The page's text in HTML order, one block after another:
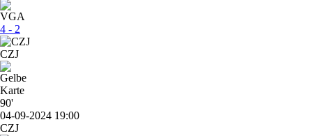
4 - 2
CZJ
90'
04-09-2024 19:00
CZJ